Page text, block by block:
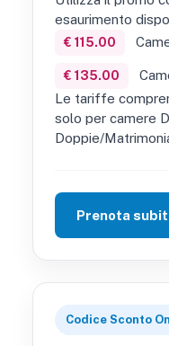
esaurimento
€ 115.00
€ 135.00
Le tariffe
solo per camere
Doppie/
Prenota
Codice Sconto